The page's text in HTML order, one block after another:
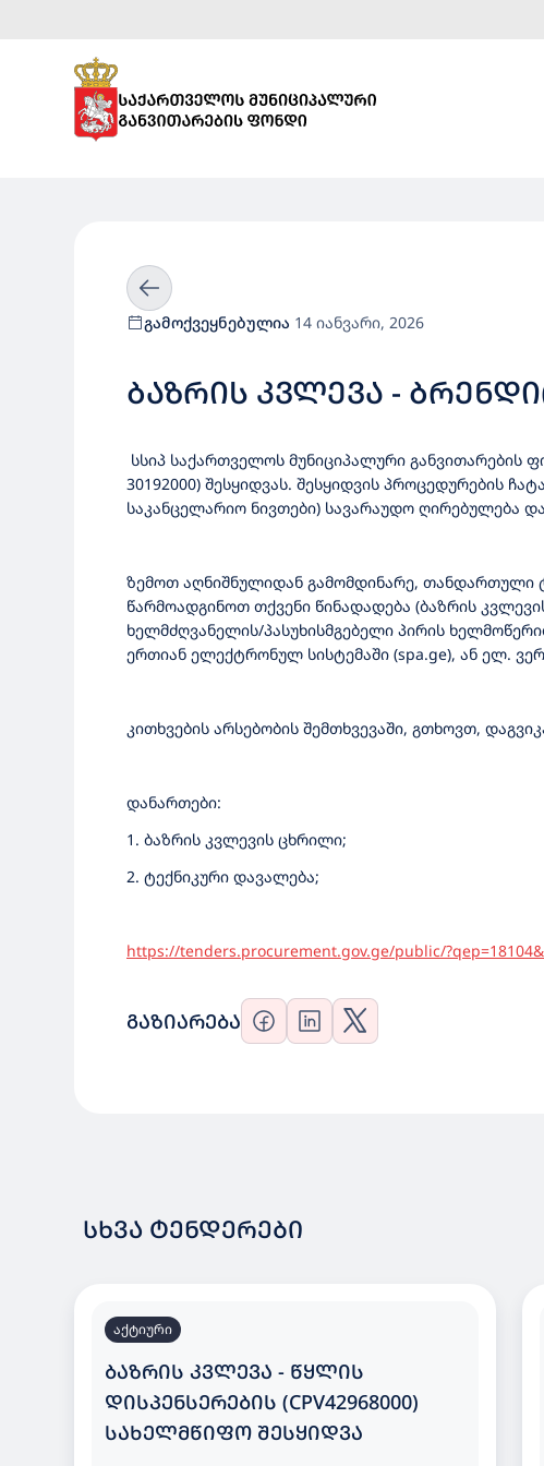
გამოქვეყნებულია 14 იანვარი, 2026
ᲑᲐᲖᲠᲘᲡ ᲙᲕᲚᲔᲕᲐ -
სსიპ საქართველოს მუნიციპალური განვითარების
30192000) შესყიდვას. შესყიდვის პროცედურების
საკანცელარიო ნივთები) სავარაუდო ღირებულება
ზემოთ აღნიშნულიდან გამომდინარე, თანდართული
წარმოადგინოთ თქვენი წინადადება (ბაზრის
ხელმძღვანელის/პასუხისმგებელი პირის
ერთიან ელექტრონულ სისტემაში (spa.ge), ან ელ.
კითხვების არსებობის შემთხვევაში, გთხოვთ,
დანართები:
1. ბაზრის კვლევის ცხრილი;
2. ტექნიკური დავალება;
https://tenders.procurement.gov.ge/public/
ᲒᲐᲖᲘᲐᲠᲔᲑᲐ
ᲡᲮᲕᲐ ᲢᲔᲜᲓᲔᲠᲔᲑᲘ
აქტიური
ᲑᲐᲖᲠᲘᲡ ᲙᲕᲚᲔᲕᲐ - ᲬᲧᲚᲘᲡ
ᲓᲘᲡᲞᲔᲜᲡᲔᲠᲔᲑᲘᲡ (CPV42968000)
ᲡᲐᲮᲔᲚᲛᲬᲘᲤᲝ ᲨᲔᲡᲧᲘᲓᲕᲐ